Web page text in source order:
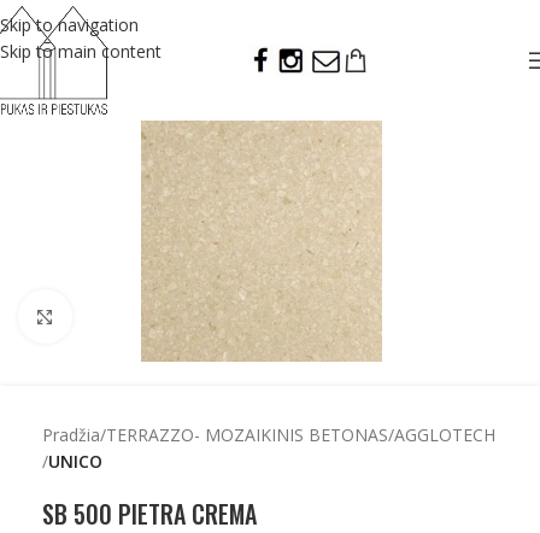
Skip to navigation
Skip to main content
Click to enlarge
Pradžia TERRAZZO- MOZAIKINIS BETONAS AGGLOTECH
UNICO
SB 500 PIETRA CREMA